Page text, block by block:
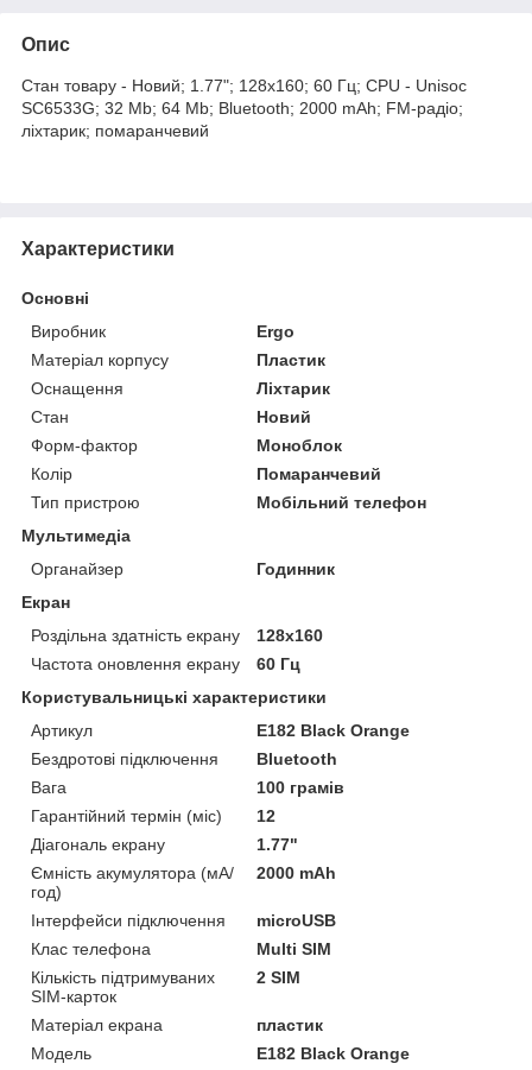
Опис
Стан товару - Новий; 1.77"; 128x160; 60 Гц; CPU - Unisoc
SC6533G; 32 Mb; 64 Mb; Bluetooth; 2000 mAh; FM-радіо;
ліхтарик; помаранчевий
Характеристики
Основні
Виробник
Ergo
Матеріал корпусу
Пластик
Оснащення
Ліхтарик
Стан
Новий
Форм-фактор
Моноблок
Колір
Помаранчевий
Тип пристрою
Мобільний телефон
Мультимедіа
Органайзер
Годинник
Екран
Роздільна здатність екрану
128x160
Частота оновлення екрану
60 Гц
Користувальницькі характеристики
Артикул
E182 Black Orange
Бездротові підключення
Bluetooth
Вага
100 грамів
Гарантійний термін (міс)
12
Діагональ екрану
1.77"
Ємність акумулятора (мА/
год)
2000 mAh
Інтерфейси підключення
microUSB
Клас телефона
Multi SIM
Кількість підтримуваних
SIM-карток
2 SIM
Матеріал екрана
пластик
Мoдель
E182 Black Orange